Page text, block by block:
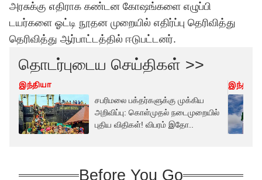
அரசுக்கு எதிராக கண்டன கோஷங்களை எழுப்பி
டயர்களை ஓட்டி நூதன முறையில் எதிர்ப்பு தெரிவித்து
தெரிவித்து ஆர்பாட்டத்தில் ஈடுபட்டனர்.
தொடர்புடைய செய்திகள் >>
இந்தியா
சபரிமலை பக்தர்களுக்கு முக்கிய
அறிவிப்பு: கொள்முதல் நடைமுறையில்
புதிய விதிகள்! விபரம் இதோ..
இந்தியா
Before You Go